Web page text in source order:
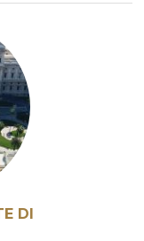
DI